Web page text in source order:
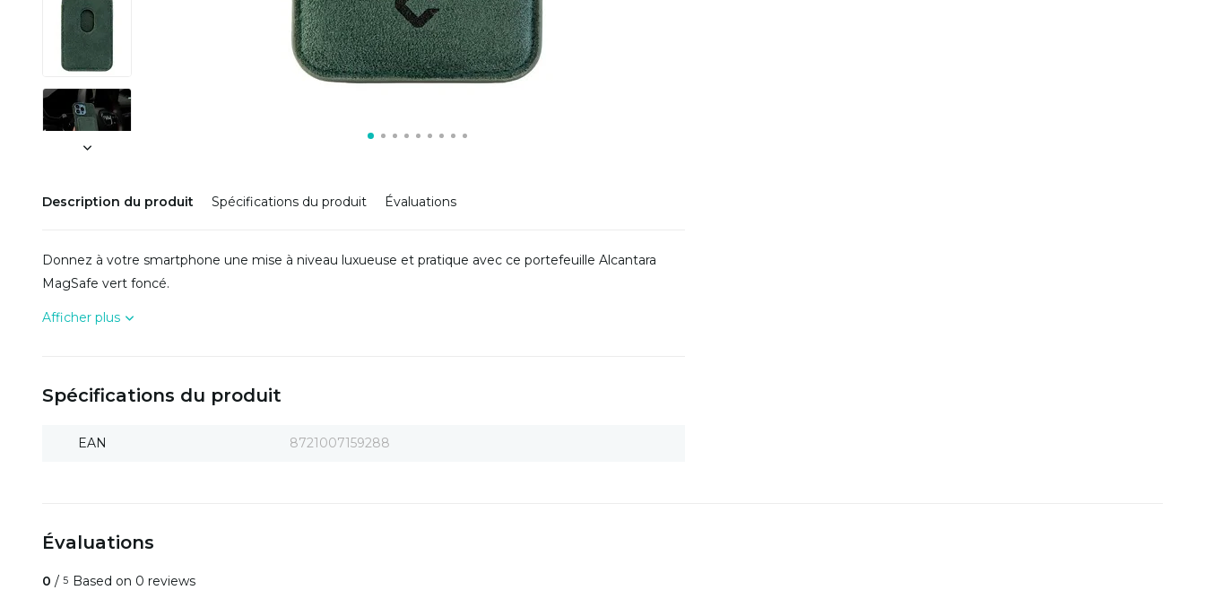
Description du produit Spécifications du produit Évaluations
Donnez à votre smartphone une mise à niveau luxueuse et pratique avec ce portefeuille Alcantara
MagSafe vert foncé.
Afficher plus
Spécifications du produit
EAN 8721007159288
Évaluations
0 / 5 Based on 0 reviews